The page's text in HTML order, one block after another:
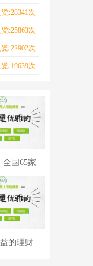
览:28341次
览:25863次
览:22902次
览:19639次
全国65家
比，哪
的理财